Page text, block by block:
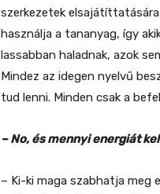
szerkezetek
használja a tananyag, így
lassabban haladnak, azok
Mindez az idegen nyelvű
tud lenni. Minden csak a
– No, és mennyi energiát
– Ki-ki maga szabhatja meg